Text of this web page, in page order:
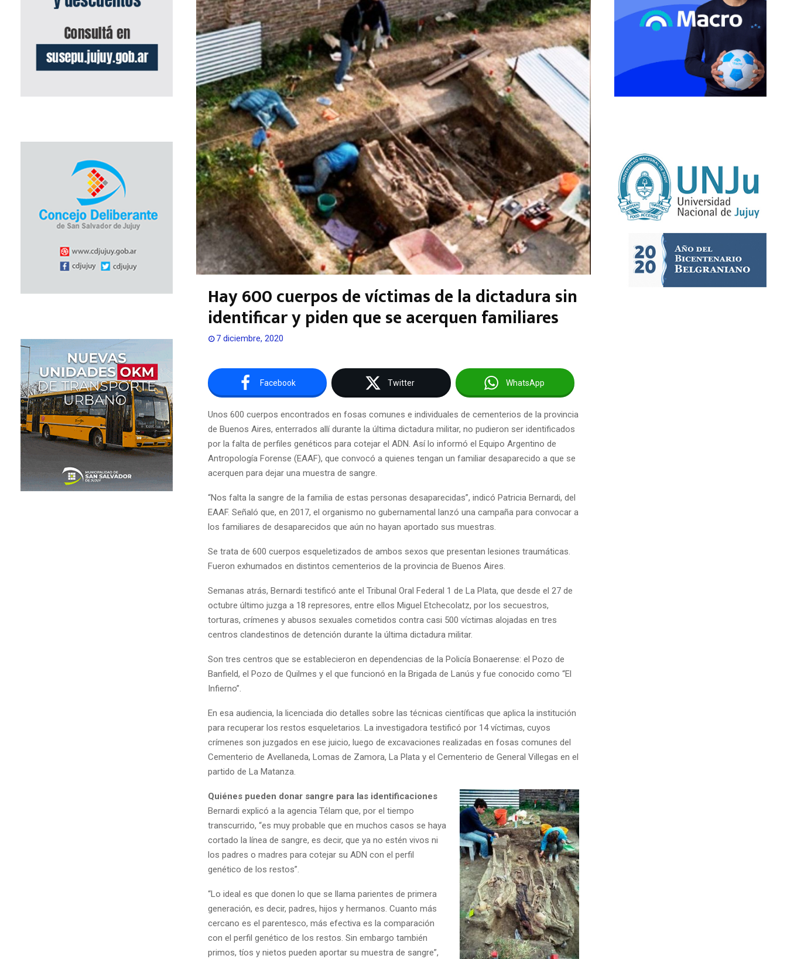
Hay 600 cuerpos de víctimas de la dictadura sin
identificar y piden que se acerquen familiares
7 diciembre, 2020
Facebook Twitter WhatsApp
Unos 600 cuerpos encontrados en fosas comunes e individuales de cementerios de la provincia
de Buenos Aires, enterrados allí durante la última dictadura militar, no pudieron ser identificados
por la falta de perfiles genéticos para cotejar el ADN. Así lo informó el Equipo Argentino de
Antropología Forense (EAAF), que convocó a quienes tengan un familiar desaparecido a que se
acerquen para dejar una muestra de sangre.
“Nos falta la sangre de la familia de estas personas desaparecidas”, indicó Patricia Bernardi, del
EAAF. Señaló que, en 2017, el organismo no gubernamental lanzó una campaña para convocar a
los familiares de desaparecidos que aún no hayan aportado sus muestras.
Se trata de 600 cuerpos esqueletizados de ambos sexos que presentan lesiones traumáticas.
Fueron exhumados en distintos cementerios de la provincia de Buenos Aires.
Semanas atrás, Bernardi testificó ante el Tribunal Oral Federal 1 de La Plata, que desde el 27 de
octubre último juzga a 18 represores, entre ellos Miguel Etchecolatz, por los secuestros,
torturas, crímenes y abusos sexuales cometidos contra casi 500 víctimas alojadas en tres
centros clandestinos de detención durante la última dictadura militar.
Son tres centros que se establecieron en dependencias de la Policía Bonaerense: el Pozo de
Banfield, el Pozo de Quilmes y el que funcionó en la Brigada de Lanús y fue conocido como “El
Infierno”.
En esa audiencia, la licenciada dio detalles sobre las técnicas científicas que aplica la institución
para recuperar los restos esqueletarios. La investigadora testificó por 14 víctimas, cuyos
crímenes son juzgados en ese juicio, luego de excavaciones realizadas en fosas comunes del
Cementerio de Avellaneda, Lomas de Zamora, La Plata y el Cementerio de General Villegas en el
partido de La Matanza.
Quiénes pueden donar sangre para las identificaciones
Bernardi explicó a la agencia Télam que, por el tiempo
transcurrido, “es muy probable que en muchos casos se haya
cortado la línea de sangre, es decir, que ya no estén vivos ni
los padres o madres para cotejar su ADN con el perfil
genético de los restos”.
“Lo ideal es que donen lo que se llama parientes de primera
generación, es decir, padres, hijos y hermanos. Cuanto más
cercano es el parentesco, más efectiva es la comparación
con el perfil genético de los restos. Sin embargo también
primos, tíos y nietos pueden aportar su muestra de sangre”,